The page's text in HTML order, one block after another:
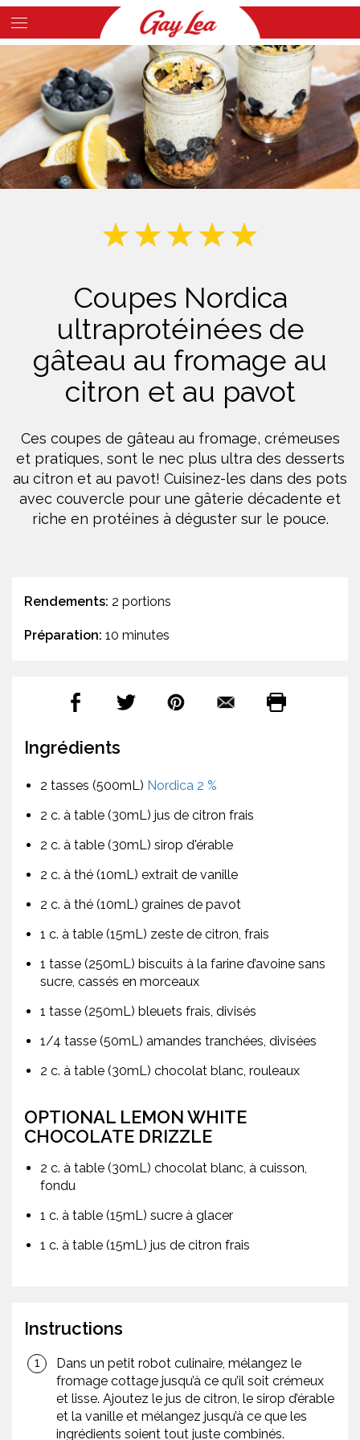
Skip
to
content
Content
Coupes Nordica
ultraprotéinées de
gâteau au fromage au
citron et au pavot
Ces coupes de gâteau au fromage, crémeuses
et pratiques, sont le nec plus ultra des desserts
au citron et au pavot! Cuisinez-les dans des pots
avec couvercle pour une gâterie décadente et
riche en protéines à déguster sur le pouce.
Rendements: 2 portions
Préparation: 10 minutes
Ingrédients
2 tasses (500mL) Nordica 2 %
2 c. à table (30mL) jus de citron frais
2 c. à table (30mL) sirop d'érable
2 c. à thé (10mL) extrait de vanille
2 c. à thé (10mL) graines de pavot
1 c. à table (15mL) zeste de citron, frais
1 tasse (250mL) biscuits à la farine d’avoine sans
sucre, cassés en morceaux
1 tasse (250mL) bleuets frais, divisés
1/4 tasse (50mL) amandes tranchées, divisées
2 c. à table (30mL) chocolat blanc, rouleaux
OPTIONAL LEMON WHITE
CHOCOLATE DRIZZLE
2 c. à table (30mL) chocolat blanc, à cuisson,
fondu
1 c. à table (15mL) sucre à glacer
1 c. à table (15mL) jus de citron frais
Instructions
Dans un petit robot culinaire, mélangez le
fromage cottage jusqu’à ce qu’il soit crémeux
et lisse. Ajoutez le jus de citron, le sirop d’érable
et la vanille et mélangez jusqu’à ce que les
ingrédients soient tout juste combinés.